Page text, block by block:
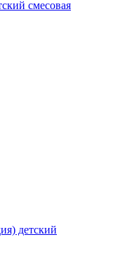
смесовая
детский